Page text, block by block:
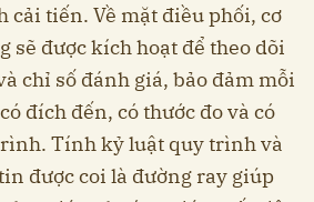
tiến. Về mặt điều phối, cơ
sẽ được kích hoạt để theo dõi
chỉ số đánh giá, bảo đảm mỗi
đích đến, có thước đo và có
Tính kỷ luật quy trình và
được coi là đường ray giúp